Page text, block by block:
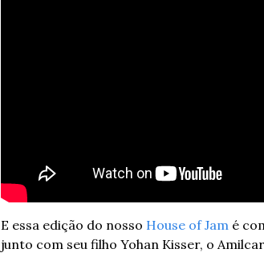
E essa edição do nosso House of Jam é
junto com seu filho Yohan Kisser, o